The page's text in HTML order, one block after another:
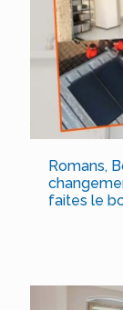
Romans,
faites le